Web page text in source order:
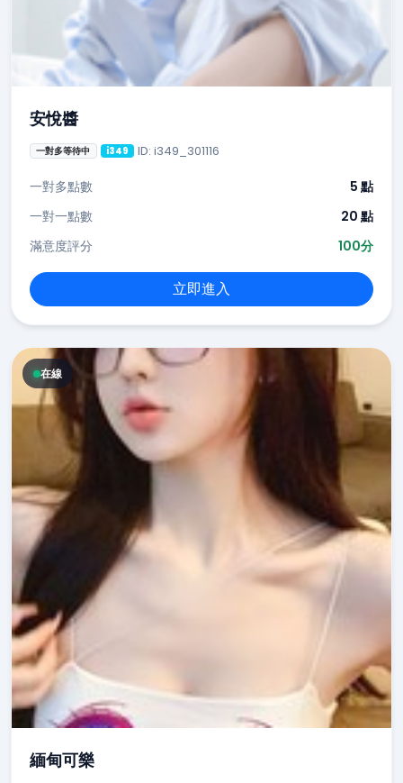
安悅醬
一對多等待中 i349 ID: i349_301116
一對多點數
5 點
一對一點數
20 點
滿意度評分
100分
立即進入
在線
緬甸可樂